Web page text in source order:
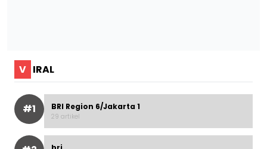
V IRAL
#1 BRI Region 6/Jakarta 1
29 artikel